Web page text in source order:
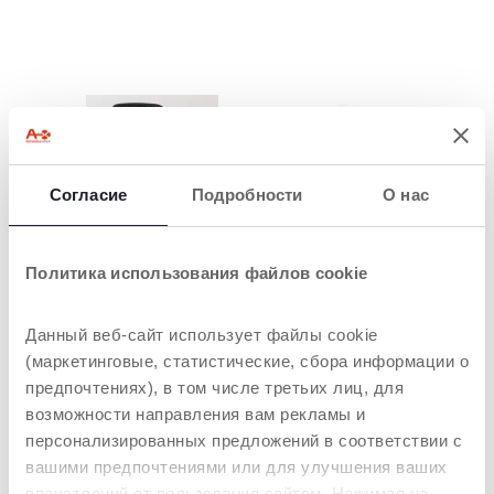
Согласие Подробности О нас
Политика использования файлов cookie
Данный веб-сайт использует файлы cookie
(маркетинговые, статистические, сбора информации о
предпочтениях), в том числе третьих лиц, для
возможности направления вам рекламы и
персонализированных предложений в соответствии с
вашими предпочтениями или для улучшения ваших
СЪЕМНАЯ
ПАНЕЛЬ
электронную панель
со звуковыми и
световыми
эффектами легко
прикрепить на
бортик кроватки
или к коляске.
2 МУЗЫКАЛЬНЫХ
белый шум и
классические
произведения
Шопена, Шумана и
Оффенбаха.
Белый шум